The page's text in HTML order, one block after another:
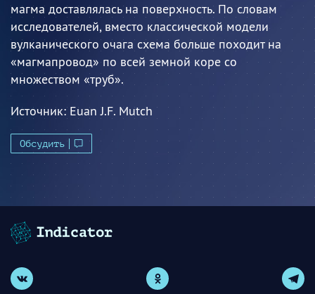
магма доставлялась на поверхность. По словам
исследователей, вместо классической модели
вулканического очага схема больше походит на
«магмапровод» по всей земной коре со
множеством «труб».
Источник:Euan J.F. Mutch
Обсудить